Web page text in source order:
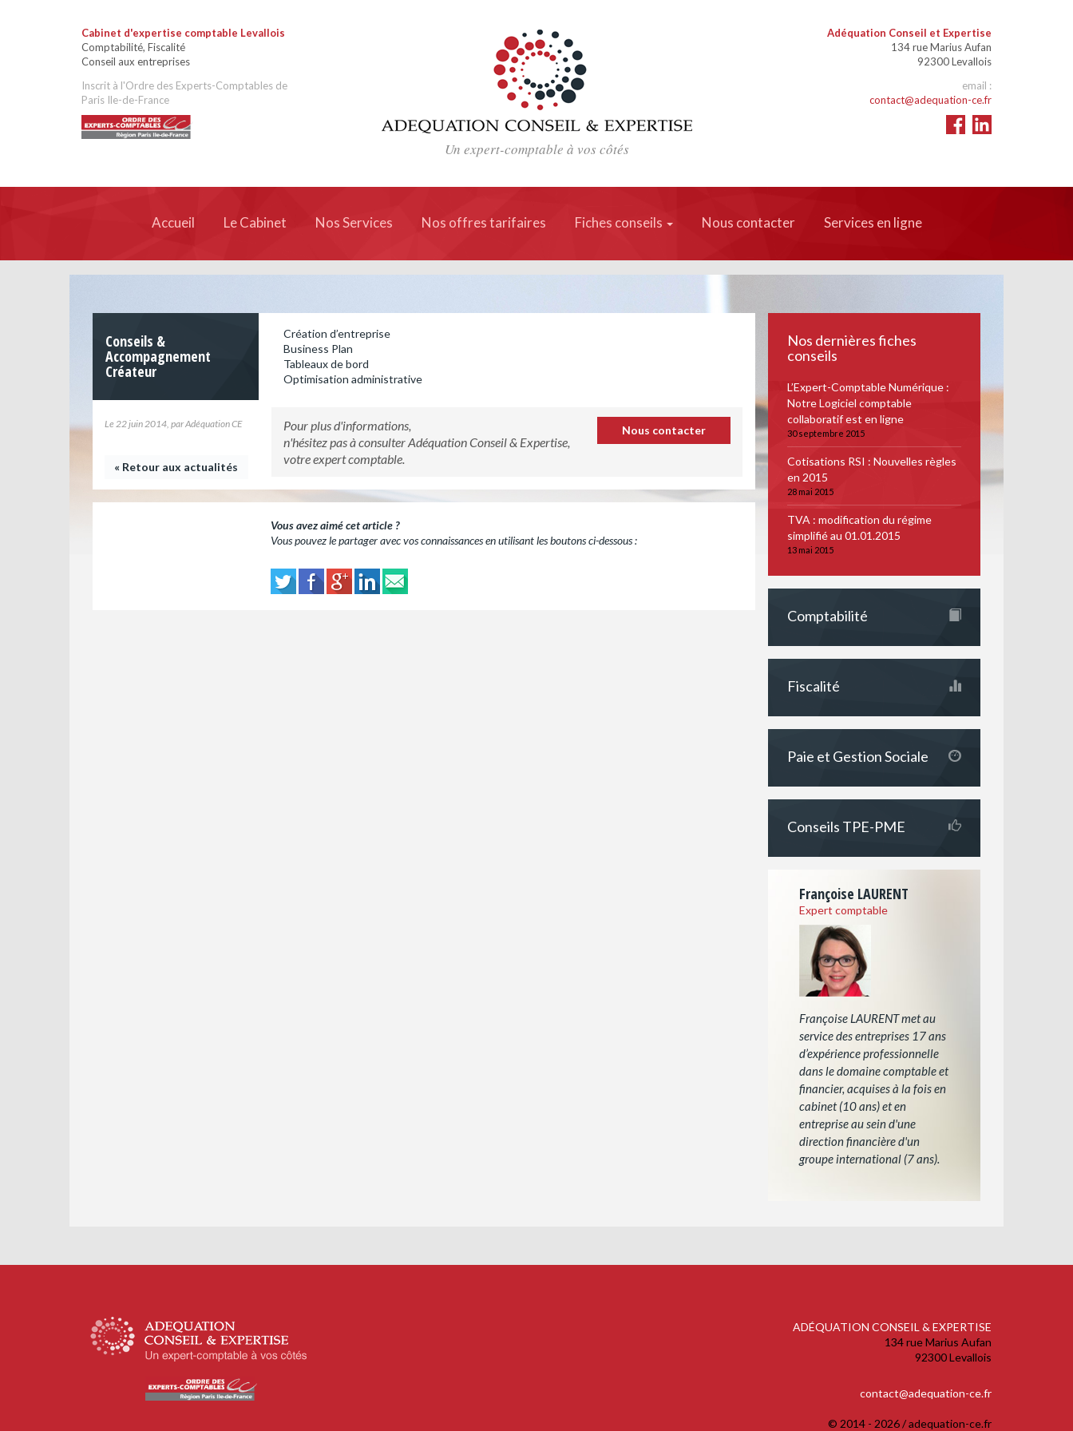
Cabinet d'expertise comptable Levallois
Comptabilité, Fiscalité
Conseil aux entreprises
Inscrit à l'Ordre des Experts-Comptables de
Paris Ile-de-France
Un expert-comptable à vos côtés
Adéquation Conseil et Expertise
134 rue Marius Aufan
92300 Levallois
email :
contact@adequation-ce.fr
Accueil Le Cabinet Nos Services Nos offres tarifaires Fiches conseils Nous contacter Services en ligne
Conseils &
Accompagnement
Créateur
Le 22 juin 2014, par Adéquation CE
« Retour aux actualités
Création d’entreprise
Business Plan
Tableaux de bord
Optimisation administrative
Pour plus d'informations,
n'hésitez pas à consulter Adéquation Conseil & Expertise,
votre expert comptable.
Nous contacter
Vous avez aimé cet article ?
Vous pouvez le partager avec vos connaissances en utilisant les boutons ci-dessous :
Nos dernières fiches
conseils
L’Expert-Comptable Numérique :
Notre Logiciel comptable
collaboratif est en ligne
30 septembre 2015
Cotisations RSI : Nouvelles règles
en 2015
28 mai 2015
TVA : modification du régime
simplifié au 01.01.2015
13 mai 2015
Comptabilité
Fiscalité
Paie et Gestion Sociale
Conseils TPE-PME
Françoise LAURENT
Expert comptable
Françoise LAURENT met au
service des entreprises 17 ans
d’expérience professionnelle
dans le domaine comptable et
financier, acquises à la fois en
cabinet (10 ans) et en
entreprise au sein d'une
direction financière d'un
groupe international (7 ans).
ADÉQUATION CONSEIL & EXPERTISE
134 rue Marius Aufan
92300 Levallois
contact@adequation-ce.fr
© 2014 - 2026 / adequation-ce.fr